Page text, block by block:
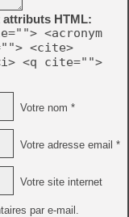
attributs HTML:
<acronym
<cite>
<q cite="">
Votre nom *
Votre adresse email *
Votre site internet
par e-mail.